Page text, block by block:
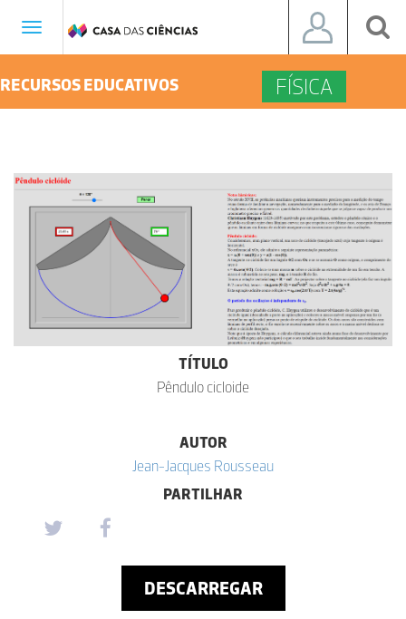
Toggle
RECURSOS EDUCATIVOS FÍSICA
TÍTULO
Pêndulo cicloide
AUTOR
Jean-Jacques Rousseau
PARTILHAR
DESCARREGAR